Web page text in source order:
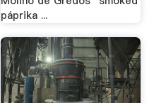
páprika ...